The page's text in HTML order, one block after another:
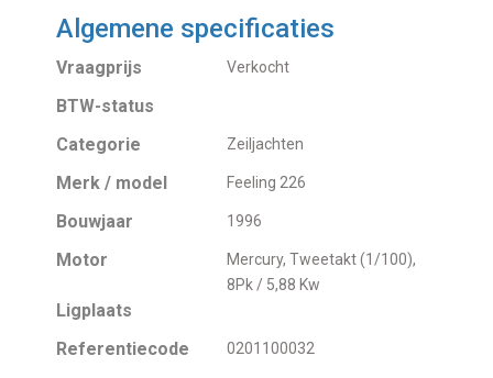
Algemene specificaties
Vraagprijs Verkocht
BTW-status
Categorie
Zeiljachten
Merk / model Feeling 226
Bouwjaar 1996
Motor
Mercury, Tweetakt (1/100),
8Pk / 5,88 Kw
Ligplaats
Referentiecode
0201100032